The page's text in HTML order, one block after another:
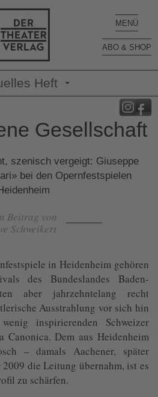
Toggle
MENÜ
ABO & SHOP
Heft
Gesellschaft
szenisch vergeigt: Giuseppe
bei den Opernfestspielen
Beitrag von
Schweikert
in Heidenheim gehören
des Bundeslandes Baden-
aber jahrzehntelang recht
Ausstrahlung vor sich hin
inspirierenden Schweizer
Canonica. Dem aus Heidenheim
– damals Aachener, später
die Leitung übernahm, ist es
zu schärfen.